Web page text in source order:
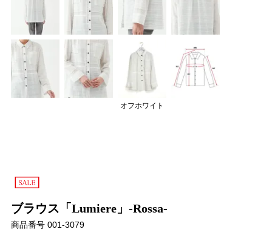
オフホワイト
ブラウス「Lumiere」-Rossa-
商品番号 001-3079